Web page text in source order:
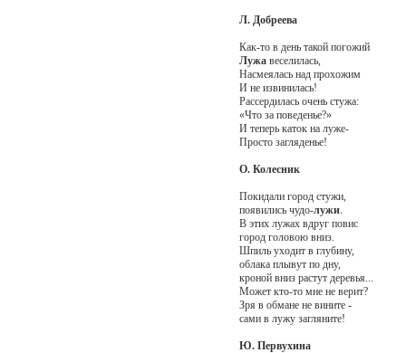
Л. Добреева
Как-то в день такой погожий
Лужавеселилась,
Насмеялась над прохожим
И не извинилась!
Рассердилась очень стужа:
«Что за поведенье?»
И теперь каток на луже-
Просто загляденье!
О. Колесник
Покидали город стужи,
появились чудо-лужи.
В этих лужах вдруг повис
город головою вниз.
Шпиль уходит в глубину,
облака плывут по дну,
кроной вниз растут деревья...
Может кто-то мне не верит?
Зря в обмане не вините -
сами в лужу загляните!
Ю. Первухина